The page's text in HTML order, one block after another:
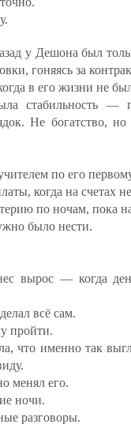
у Дешона был
гоняясь за
в его жизни не
стабильность —
Не богатство,
по его
когда на счетах
по ночам, пока
было нести.
вырос — когда
всё сам.
пройти.
что именно так
менял его.
ночи.
разговоры.